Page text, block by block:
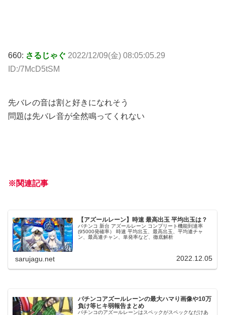
660: さるじゃぐ 2022/12/09(金) 08:05:05.29
ID:/7McD5tSM
先バレの音は割と好きになれそう
問題は先バレ音が全然鳴ってくれない
※関連記事
【アズールレーン】時速 最高出玉 平均出玉は？
パチンコ 新台 アズールレーン コンプリート機能到達率
(95000発確率） 時速 平均出玉、最高出玉、平均連チャ
ン、最高連チャン、単発率など、徹底解析
sarujagu.net 2022.12.05
パチンコアズールレーンの最大ハマり画像や10万
負け等ヒキ弱報告まとめ
パチンコのアズールレーンはスペックがスペックなだけあ